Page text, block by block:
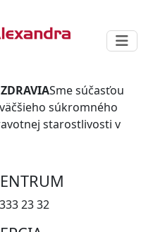
Sme súčasťou
súkromného
starostlivosti v
23 32